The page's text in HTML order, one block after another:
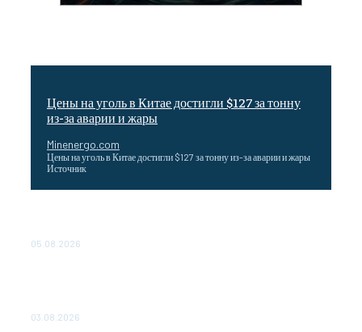
Цены на уголь в Китае достигли $127 за тонну
из-за аварии и жары
Minenergo.com
Цены на уголь в Китае достигли $127 за тонну из-за аварии и жары
Источник
05.08.2026
03.08.2026